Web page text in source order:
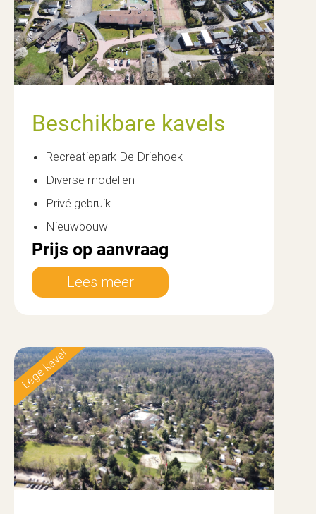
Beschikbare kavels
Recreatiepark De Driehoek
Diverse modellen
Privé gebruik
Nieuwbouw
Prijs op aanvraag
Lees meer
Nieuw
Lege kavel